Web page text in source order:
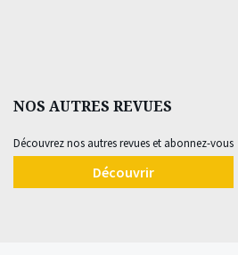
NOS AUTRES REVUES
Découvrez nos autres revues et abonnez-vous
Découvrir